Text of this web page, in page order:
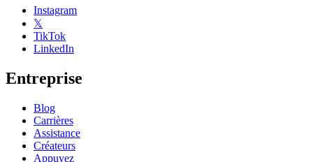
Instagram
𝕏
TikTok
LinkedIn
Entreprise
Blog
Carrières
Assistance
Créateurs
Appuyez